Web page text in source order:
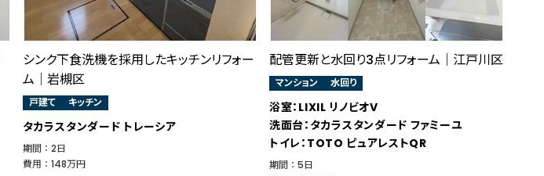
シンク下食洗機を採用したキッチンリフォー
ム│岩槻区
戸建て キッチン
タカラスタンダード トレーシア
期間 ： 2日
費用 ： 148万円
配管更新と水回り3点リフォーム｜江戸川区
マンション 水回り
浴室：LIXIL リノビオV
洗面台：タカラスタンダード ファミーユ
トイレ：TOTO ピュアレストQR
期間 ： 5日